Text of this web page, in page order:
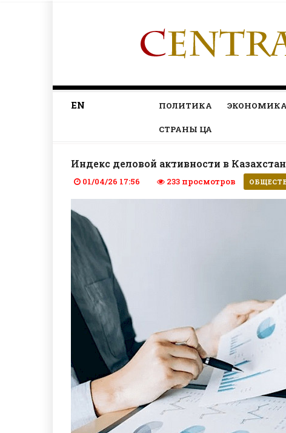
EN ПОЛИТИКА ЭКОНОМИКА
СТРАНЫ ЦА
Индекс деловой активности в
01/04/26 17:56 233 просмотров